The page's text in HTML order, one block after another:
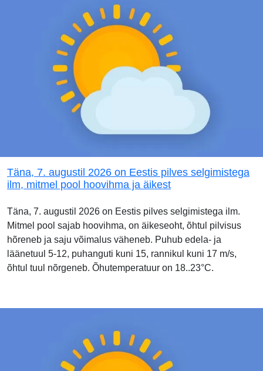
Täna, 7. augustil 2026 on Eestis pilves selgimistega
ilm, mitmel pool hoovihma ja äikest
Täna, 7. augustil 2026 on Eestis pilves selgimistega ilm.
Mitmel pool sajab hoovihma, on äikeseoht, õhtul pilvisus
hõreneb ja saju võimalus väheneb. Puhub edela- ja
läänetuul 5-12, puhanguti kuni 15, rannikul kuni 17 m/s,
õhtul tuul nõrgeneb. Õhutemperatuur on 18..23°C.